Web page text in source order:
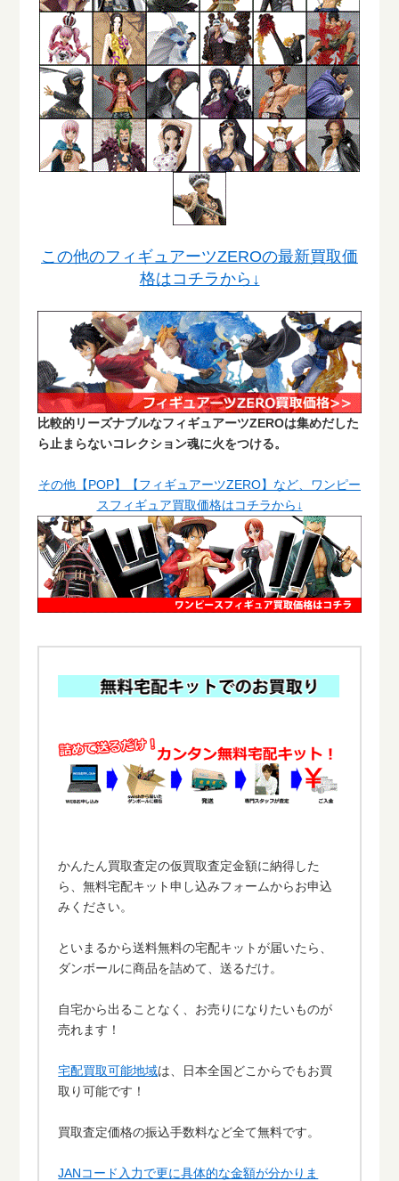
この他のフィギュアーツZEROの最新買取価
格はコチラから↓
比較的リーズナブルなフィギュアーツZEROは集めだした
ら止まらないコレクション魂に火をつける。
その他【POP】【フィギュアーツZERO】など、ワンピー
スフィギュア買取価格はコチラから↓
かんたん買取査定の仮買取査定金額に納得した
ら、無料宅配キット申し込みフォームからお申込
みください。
といまるから送料無料の宅配キットが届いたら、
ダンボールに商品を詰めて、送るだけ。
自宅から出ることなく、お売りになりたいものが
売れます！
宅配買取可能地域は、日本全国どこからでもお買
取り可能です！
買取査定価格の振込手数料など全て無料です。
JANコード入力で更に具体的な金額が分かりま